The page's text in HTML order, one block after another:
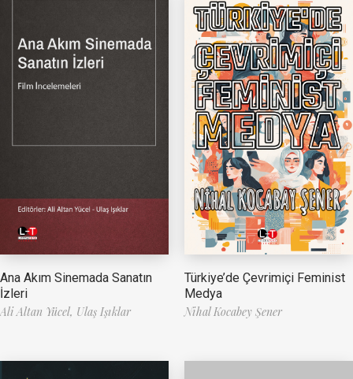
Ana Akım Sinemada Sanatın
İzleri
Ali Altan Yücel, Ulaş Işıklar
Türkiye’de Çevrimiçi Feminist
Medya
Nihal Kocabey Şener